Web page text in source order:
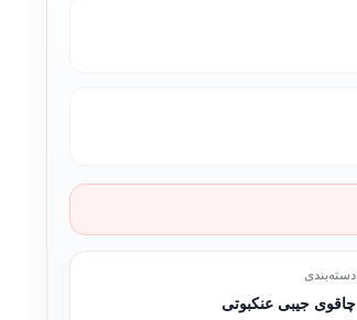
دسته‌بندی
چاقوی جیبی عنکبوتی